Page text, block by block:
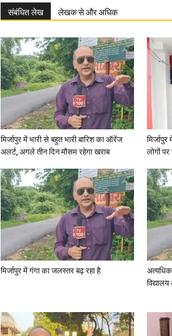
संबंधित लेख लेखक से और अधिक
मिर्जापुर में भारी से बहुत भारी बारिश का ऑरेंज
अलर्ट, अगले तीन दिन मौसम रहेगा खराब
लोगों पर
मिर्जापुर में गंगा का जलस्तर बढ़ रहा है